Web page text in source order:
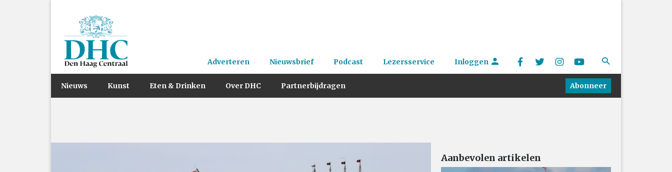
Adverteren Nieuwsbrief Podcast Lezersservice Inloggen
Nieuws Kunst Eten & Drinken Over DHC Partnerbijdragen Abonneer
Aanbevolen artikelen